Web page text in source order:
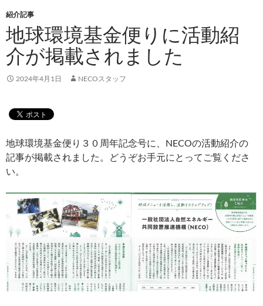
紹介記事
地球環境基金便りに活動紹
介が掲載されました
2024年4月1日 NECOスタッフ
地球環境基金便り３０周年記念号に、NECOの活動紹介の
記事が掲載されました。どうぞお手元にとってご覧くださ
い。